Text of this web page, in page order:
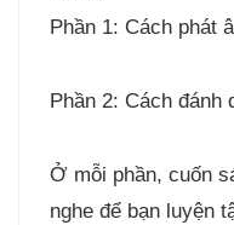
Phần 1: Cách phát
Phần 2: Cách đánh
Ở mỗi phần, cuốn
nghe để bạn luyện